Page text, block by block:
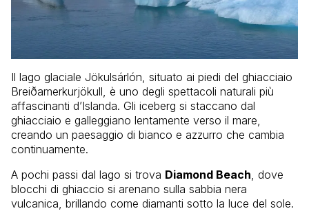
Il lago glaciale Jökulsárlón, situato ai piedi del ghiacciaio
Breiðamerkurjökull, è uno degli spettacoli naturali più
affascinanti d’Islanda. Gli iceberg si staccano dal
ghiacciaio e galleggiano lentamente verso il mare,
creando un paesaggio di bianco e azzurro che cambia
continuamente.
A pochi passi dal lago si trova Diamond Beach , dove
blocchi di ghiaccio si arenano sulla sabbia nera
vulcanica, brillando come diamanti sotto la luce del sole.